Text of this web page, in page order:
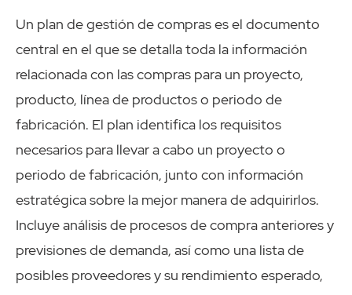
Un plan de gestión de compras es el documento
central en el que se detalla toda la información
relacionada con las compras para un proyecto,
producto, línea de productos o periodo de
fabricación. El plan identifica los requisitos
necesarios para llevar a cabo un proyecto o
periodo de fabricación, junto con información
estratégica sobre la mejor manera de adquirirlos.
Incluye análisis de procesos de compra anteriores y
previsiones de demanda, así como una lista de
posibles proveedores y su rendimiento esperado,